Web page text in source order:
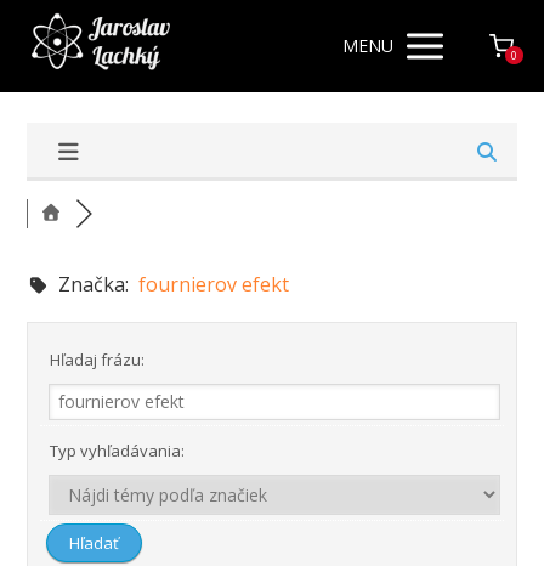
MENU 0
Značka:fournierov efekt
Hľadaj frázu:
Typ vyhľadávania: